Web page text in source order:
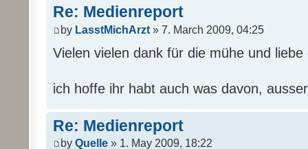
Re: Medienreport
by LasstMichArzt » 7. March 2009, 04:25
Vielen vielen dank für die mühe und
ich hoffe ihr habt auch was davon,
Re: Medienreport
by Quelle » 1. May 2009, 18:22